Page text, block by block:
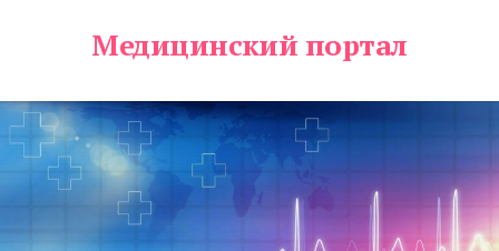
Медицинский портал